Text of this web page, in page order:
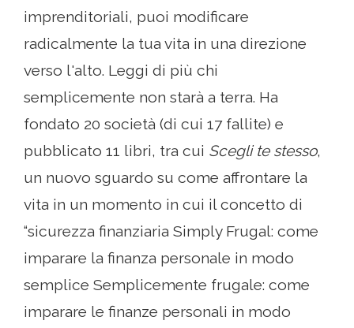
imprenditoriali, puoi modificare
radicalmente la tua vita in una direzione
verso l'alto. Leggi di più chi
semplicemente non starà a terra. Ha
fondato 20 società (di cui 17 fallite) e
pubblicato 11 libri, tra cui Scegli te stesso,
un nuovo sguardo su come affrontare la
vita in un momento in cui il concetto di
“sicurezza finanziaria Simply Frugal: come
imparare la finanza personale in modo
semplice Semplicemente frugale: come
imparare le finanze personali in modo